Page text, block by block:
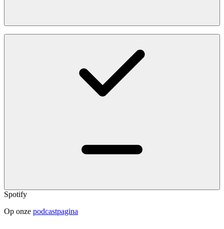
Spotify
Op onze podcastpagina